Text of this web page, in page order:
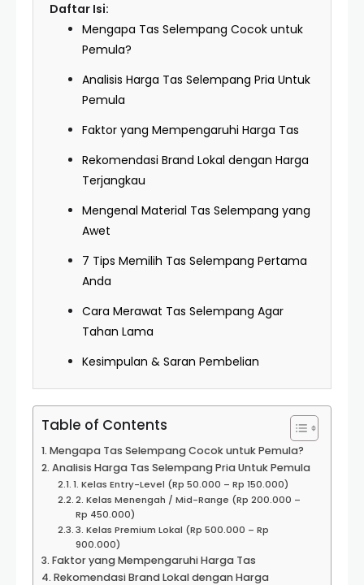
Daftar Isi:
Mengapa Tas Selempang Cocok untuk
Pemula?
Analisis Harga Tas Selempang Pria Untuk
Pemula
Faktor yang Mempengaruhi Harga Tas
Rekomendasi Brand Lokal dengan Harga
Terjangkau
Mengenal Material Tas Selempang yang
Awet
7 Tips Memilih Tas Selempang Pertama
Anda
Cara Merawat Tas Selempang Agar
Tahan Lama
Kesimpulan & Saran Pembelian
Table of Contents
Mengapa Tas Selempang Cocok untuk Pemula?
Analisis Harga Tas Selempang Pria Untuk Pemula
1. Kelas Entry-Level (Rp 50.000 – Rp 150.000)
2. Kelas Menengah / Mid-Range (Rp 200.000 –
Rp 450.000)
3. Kelas Premium Lokal (Rp 500.000 – Rp
900.000)
Faktor yang Mempengaruhi Harga Tas
Rekomendasi Brand Lokal dengan Harga